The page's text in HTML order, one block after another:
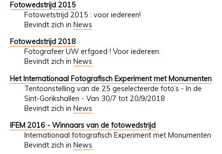
Fotowedstrijd 2015
Fotowetstrijd 2015 : voor iedereen!
Bevindt zich in News
Fotowedstrijd 2018
Fotografeer UW erfgoed ! Voor iedereen.
Bevindt zich in News
Het Internationaal Fotografisch Experiment met Monumenten
Tentoonstelling van de 25 geselecteerde foto’s - In de
Sint-Gorikshallen - Van 30/7 tot 20/9/2018
Bevindt zich in News
IFEM 2016 - Winnaars van de fotowedstrijd
Internationaal fotografisch Experiment met Monumenten
Bevindt zich in News